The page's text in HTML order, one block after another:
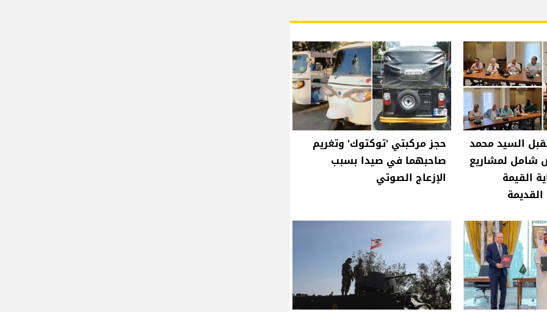
السيد محمد
شامل لمشاريع
القيمة
القديمة
حجز مركبتي 'توكتوك' وتغريم
صاحبهما في صيدا بسبب
الإزعاج الصوتي